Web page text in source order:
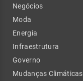
Negócios
Moda
Energia
Infraestrutura
Governo
Mudanças Climáticas